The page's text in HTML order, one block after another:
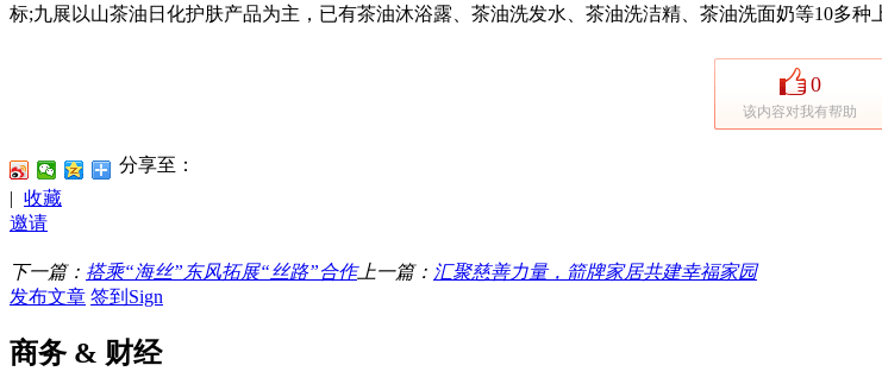
标;九展以山茶油日化护肤产品为主，已有茶油沐浴露、茶油洗发水、茶油洗洁精、茶油洗面奶等10多种
0
该内容对我有帮助
分享至：
| 收藏
邀请
下一篇： 搭乘“海丝”东风拓展“丝路”合作上一篇： 汇聚慈善力量，箭牌家居共建幸福家园
发布文章 签到Sign
商务 & 财经